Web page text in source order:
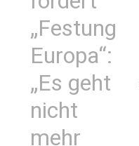
„Festung
Europa“:
„Es geht
nicht
mehr